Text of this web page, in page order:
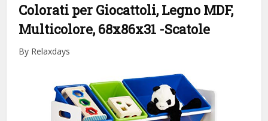
Colorati per Giocattoli, Legno MDF,
Multicolore, 68x86x31 -Scatole
By Relaxdays